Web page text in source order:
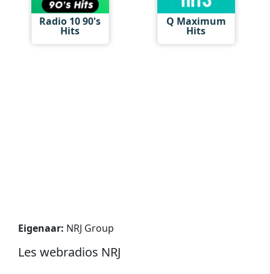
Radio 10 90's
Hits
Q Maximum
Hits
Eigenaar: NRJ Group
Les webradios NRJ